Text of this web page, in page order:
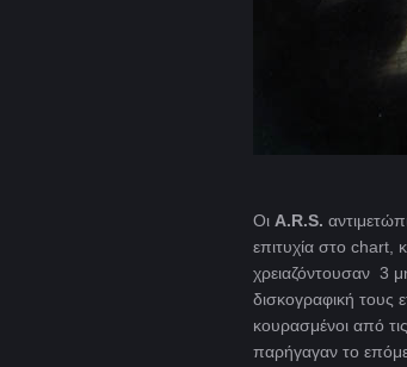
Οι A.R.S.
επιτυχία στο chart,
χρειαζόντουσαν 3
δισκογραφική τους
κουρασμένοι από
παρήγαγαν το